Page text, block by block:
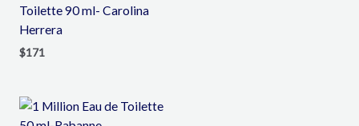
Toilette 90 ml- Carolina
Herrera
$171